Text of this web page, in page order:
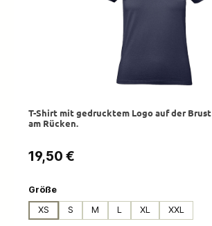
T-Shirt mit gedrucktem Logo auf der
am Rücken.
Regulärer Preis:
19,50 €
Größeauswählen
XS
S M L XL XXL